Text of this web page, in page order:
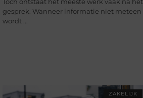
gesprek. Wanneer informatie niet meteen
wordt ...
ZAKELIJK